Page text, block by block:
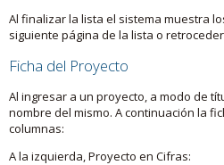
Al finalizar la lista el sistema muestra
siguiente página de la lista o
Ficha del Proyecto
Al ingresar a un proyecto, a modo de
nombre del mismo. A continuación la
columnas:
A la izquierda, Proyecto en Cifras: